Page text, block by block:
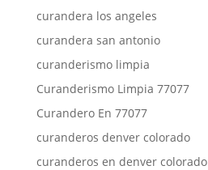
curandera los angeles
curandera san antonio
curanderismo limpia
Curanderismo Limpia 77077
Curandero En 77077
curanderos denver colorado
curanderos en denver colorado